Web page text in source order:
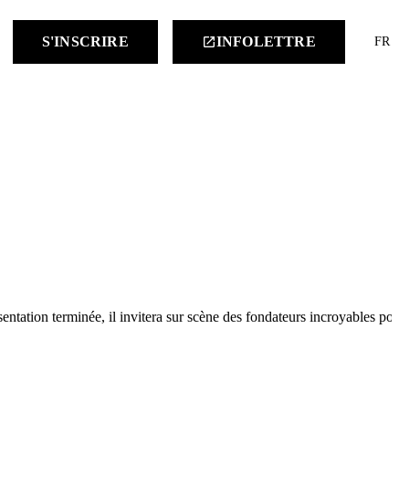
S'INSCRIRE launchINFOLETTRE FR
terminée, il invitera sur scène des fondateurs incroyables